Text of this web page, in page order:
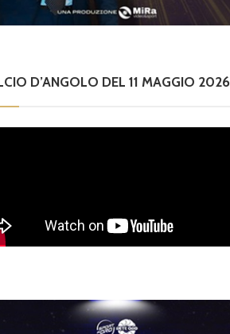
D’ANGOLO DEL 11 MAGGIO 2026